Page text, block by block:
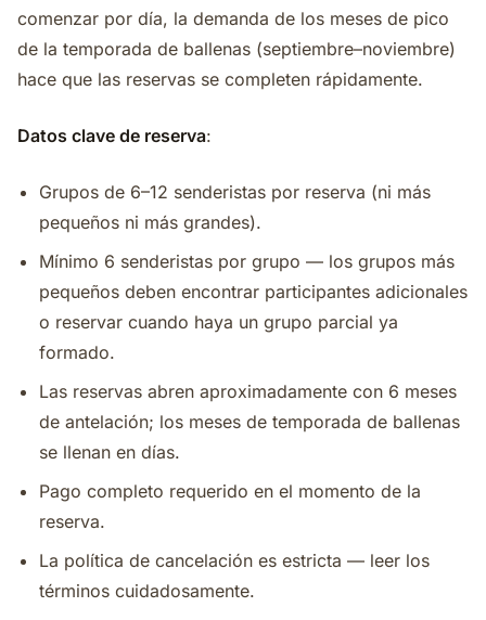
comenzar por día, la demanda de los meses de pico
de la temporada de ballenas (septiembre–noviembre)
hace que las reservas se completen rápidamente.
Datos clave de reserva:
Grupos de 6–12 senderistas por reserva (ni más
pequeños ni más grandes).
Mínimo 6 senderistas por grupo — los grupos más
pequeños deben encontrar participantes adicionales
o reservar cuando haya un grupo parcial ya
formado.
Las reservas abren aproximadamente con 6 meses
de antelación; los meses de temporada de ballenas
se llenan en días.
Pago completo requerido en el momento de la
reserva.
La política de cancelación es estricta — leer los
términos cuidadosamente.